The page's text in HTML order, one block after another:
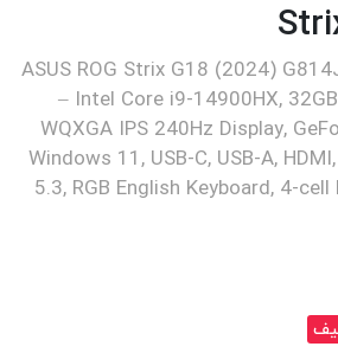
ASUS ROG Strix G18 (2024)
– Intel Core i9-14900HX,
WQXGA IPS 240Hz Display,
Windows 11, USB-C, USB-A,
5.3, RGB English Keyboard, 4-